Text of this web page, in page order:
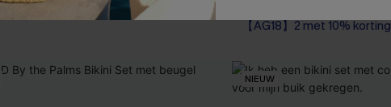
【AG18】2 met 10% korting
NIEUW